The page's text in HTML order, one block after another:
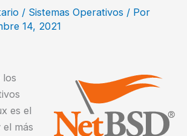
/ Sistemas Operativos / Por
14, 2021
los
es el
más